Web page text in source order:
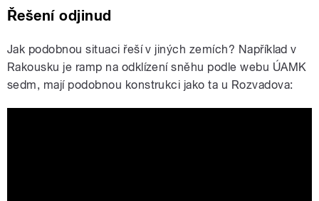
Řešení odjinud
Jak podobnou situaci řeší v jiných zemích? Například v
Rakousku je ramp na odklízení sněhu podle webu ÚAMK
sedm, mají podobnou konstrukci jako ta u Rozvadova: